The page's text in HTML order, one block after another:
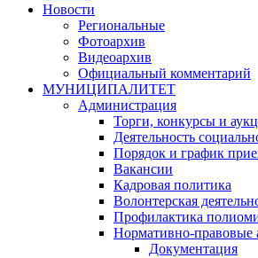
Новости
Региональные
Фотоархив
Видеоархив
Официальный комментарий
МУНИЦИПАЛИТЕТ
Администрация
Торги, конкурсы и
Деятельность
Порядок и график
Вакансии
Кадровая политика
Волонтерская
Профилактика
Нормативно-правовые
Документация